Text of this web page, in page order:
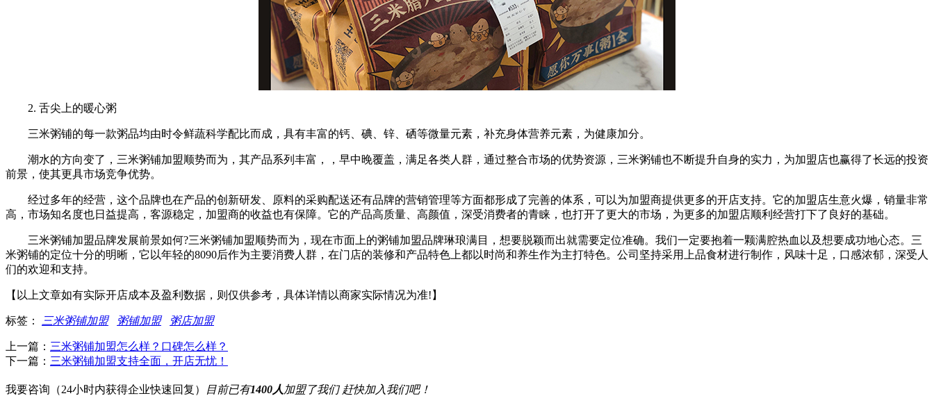
2. 舌尖上的暖心粥
三米粥铺的每一款粥品均由时令鲜蔬科学配比而成，具有丰富的钙、碘、锌、硒等微量元素，补充身体营养元素，为健康加分。
潮水的方向变了，三米粥铺加盟顺势而为，其产品系列丰富，，早中晚覆盖，满足各类人群，通过整合市场的优势资源，三米粥铺也不断提升自身的实力，为加盟店也赢得了长远的投资
前景，使其更具市场竞争优势。
经过多年的经营，这个品牌也在产品的创新研发、原料的采购配送还有品牌的营销管理等方面都形成了完善的体系，可以为加盟商提供更多的开店支持。它的加盟店生意火爆，销量非常
高，市场知名度也日益提高，客源稳定，加盟商的收益也有保障。它的产品高质量、高颜值，深受消费者的青睐，也打开了更大的市场，为更多的加盟店顺利经营打下了良好的基础。
三米粥铺加盟品牌发展前景如何?三米粥铺加盟顺势而为，现在市面上的粥铺加盟品牌琳琅满目，想要脱颖而出就需要定位准确。我们一定要抱着一颗满腔热血以及想要成功地心态。三
米粥铺的定位十分的明晰，它以年轻的8090后作为主要消费人群，在门店的装修和产品特色上都以时尚和养生作为主打特色。公司坚持采用上品食材进行制作，风味十足，口感浓郁，深受人
们的欢迎和支持。
【以上文章如有实际开店成本及盈利数据，则仅供参考，具体详情以商家实际情况为准!】
标签： 三米粥铺加盟 粥铺加盟 粥店加盟
上一篇： 三米粥铺加盟怎么样？口碑怎么样？
下一篇： 三米粥铺加盟支持全面，开店无忧！
我要咨询 （24小时内获得企业快速回复） 目前已有1400人 加盟了我们 赶快加入我们吧！